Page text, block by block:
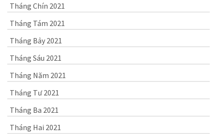
Tháng Chín 2021
Tháng Tám 2021
Tháng Bảy 2021
Tháng Sáu 2021
Tháng Năm 2021
Tháng Tư 2021
Tháng Ba 2021
Tháng Hai 2021